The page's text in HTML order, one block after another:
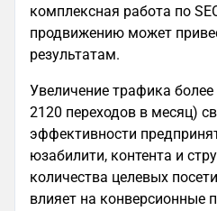
комплексная работа по
продвижению может
результатам.
Увеличение трафика
2120 переходов в месяц)
эффективности
юзабилити, контента и
количества целевых
влияет на конверсионные